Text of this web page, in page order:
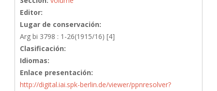
Editor:
Lugar de conservación:
Arg bi 3798 : 1-26(1915/16) [4]
Clasificación:
Idiomas:
Enlace presentación:
http://digital.iai.spk-berlin.de/viewer/ppnresolver?